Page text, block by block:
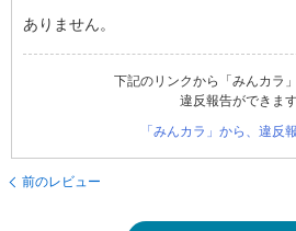
ありません。
下記のリンクから「みんカラ
違反報告ができます
「みんカラ」から、違反
前のレビュー